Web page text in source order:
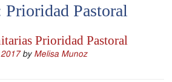
Prioridad Pastoral
Prioridad Pastoral
by Melisa Munoz